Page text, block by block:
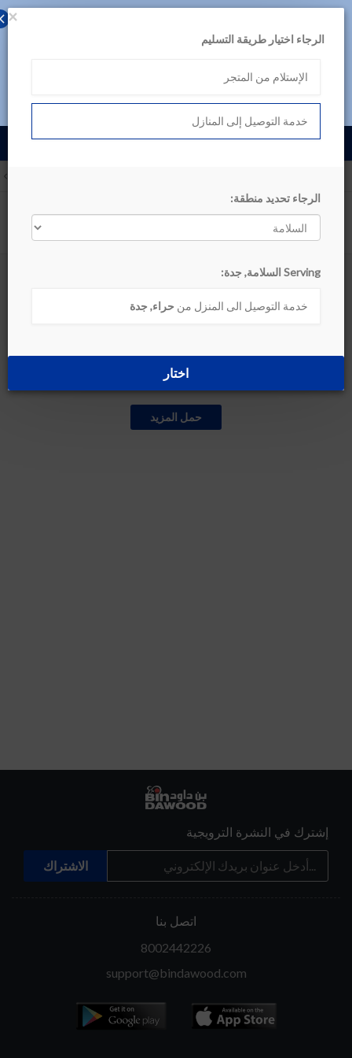
لتجربة أفضل، تصفح المنتجات عبر التطبيق
المعيشة
ترتيب حسب
حمل المزيد
إشترك في النشرة الترويجية
اتصل بنا
8002442226
support@bindawood.com
×
الرجاء اختيار طريقة التسليم
الإستلام من المتجر
خدمة التوصيل إلى المنازل
الرجاء تحديد منطقة:
Serving السلامة, جدة:
خدمة التوصيل الى المنزل من حراء, جدة
اختار